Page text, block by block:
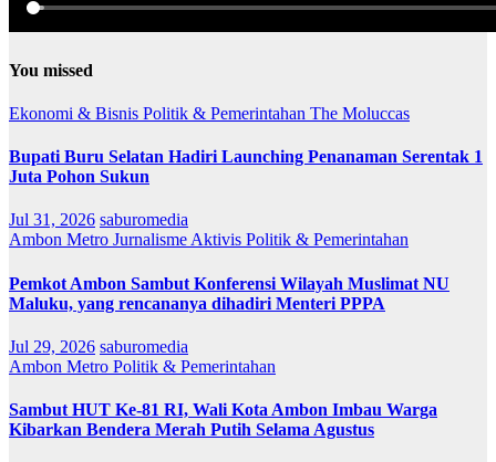
You missed
Ekonomi & Bisnis Politik & Pemerintahan The Moluccas
Bupati Buru Selatan Hadiri Launching Penanaman Serentak 1
Juta Pohon Sukun
Jul 31, 2026 saburomedia
Ambon Metro Jurnalisme Aktivis Politik & Pemerintahan
Pemkot Ambon Sambut Konferensi Wilayah Muslimat NU
Maluku, yang rencananya dihadiri Menteri PPPA
Jul 29, 2026 saburomedia
Ambon Metro Politik & Pemerintahan
Sambut HUT Ke-81 RI, Wali Kota Ambon Imbau Warga
Kibarkan Bendera Merah Putih Selama Agustus